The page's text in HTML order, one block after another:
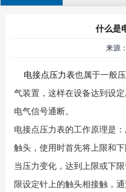
什么是
来源
电接点压力表也属于一般
气装置，这样在设备达到设
电气信号通断。
电接点压力表的工作原理是
触头，使用时首先将上限和
当压力变化，达到上限或下
限设定针上的触头相接触，